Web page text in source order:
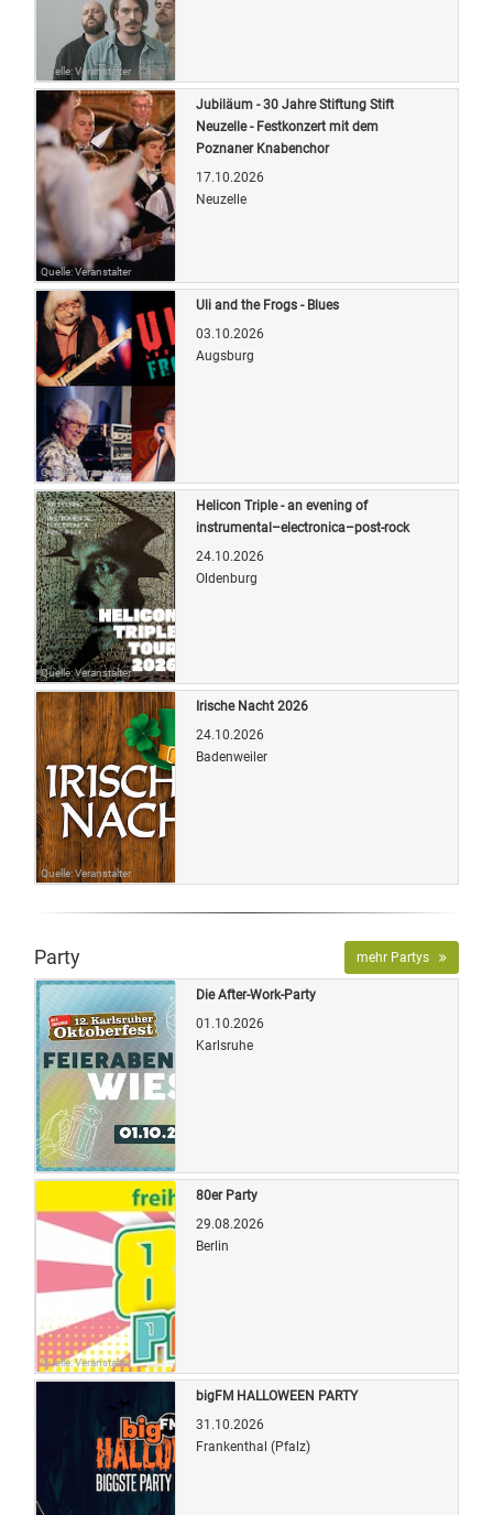
Quelle: Veranstalter
Quelle: Veranstalter
Jubiläum - 30 Jahre Stiftung Stift
Neuzelle - Festkonzert mit dem
Poznaner Knabenchor
17.10.2026
Neuzelle
Quelle: Veranstalter
Uli and the Frogs - Blues
03.10.2026
Augsburg
Quelle: Veranstalter
Helicon Triple - an evening of
instrumental–electronica–post-rock
24.10.2026
Oldenburg
Quelle: Veranstalter
Irische Nacht 2026
24.10.2026
Badenweiler
Party mehr Partys
Quelle: Veranstalter
Die After-Work-Party
01.10.2026
Karlsruhe
Quelle: Veranstalter
80er Party
29.08.2026
Berlin
bigFM HALLOWEEN PARTY
31.10.2026
Frankenthal (Pfalz)